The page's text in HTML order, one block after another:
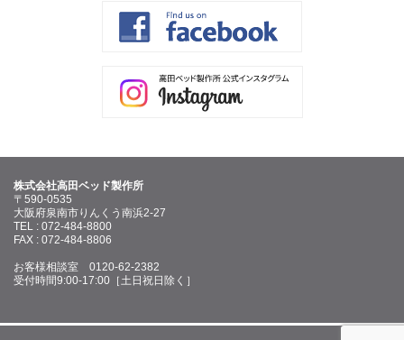
株式会社高田ベッド製作所
〒590-0535
大阪府泉南市りんくう南浜2-27
TEL : 072-484-8800
FAX : 072-484-8806
お客様相談室 0120-62-2382
受付時間9:00-17:00［土日祝日除く］